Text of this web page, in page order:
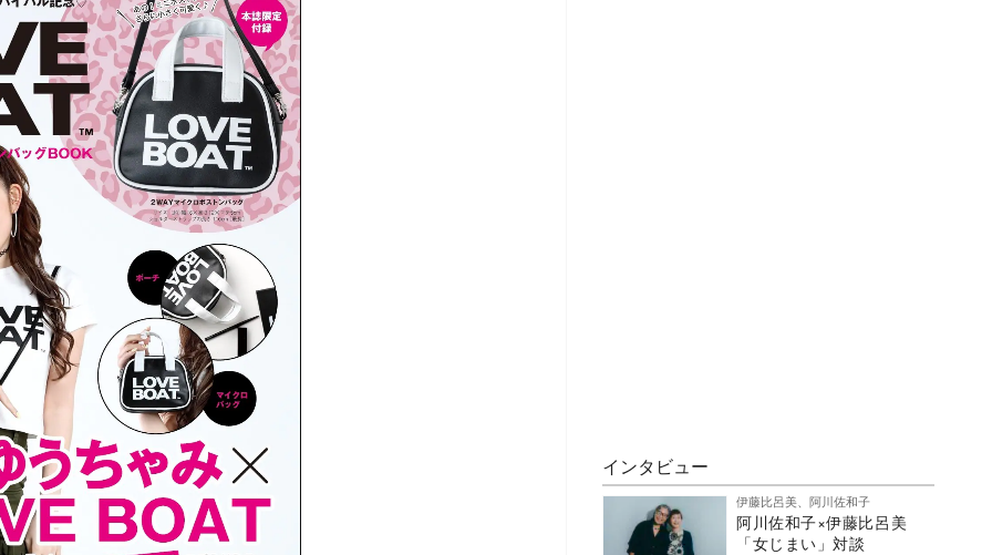
インタビュー
伊藤比呂美、阿川佐和子
阿川佐和子×伊藤比呂美
「女じまい」対談